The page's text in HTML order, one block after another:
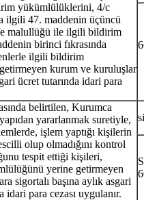
yükümlülüklerini, 4/c
ilgili 47. maddenin üçüncü
malullüğü ile ilgili bildirim
birinci fıkrasında
ilgili bildirim
kurum ve kuruluşlar
ücret tutarında idari para
belirtilen, Kurumca
yararlanmak suretiyle,
işlem yaptığı kişilerin
olup olmadığını kontrol
tespit ettiği kişileri,
yerine getirmeyen
sigortalı başına aylık asgari
para cezası uygulanır.